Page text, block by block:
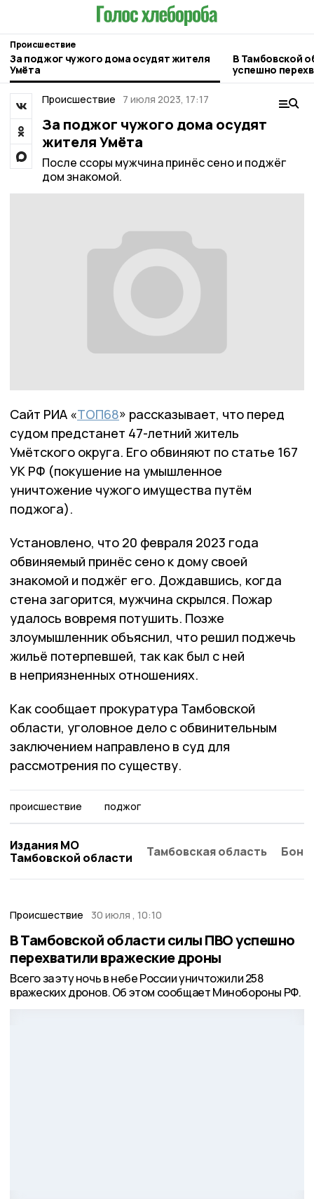
Происшествие
За поджог чужого дома осудят жителя
Умёта
В Тамбовской
успешно
Происшествие 7 июля 2023, 17:17
За поджог чужого дома осудят
жителя Умёта
После ссоры мужчина принёс сено и поджёг
дом знакомой.
Сайт РИА «ТОП68» рассказывает, что перед
судом предстанет 47-летний житель
Умётского округа. Его обвиняют по статье 167
УК РФ (покушение на умышленное
уничтожение чужого имущества путём
поджога).
Установлено, что 20 февраля 2023 года
обвиняемый принёс сено к дому своей
знакомой и поджёг его. Дождавшись, когда
стена загорится, мужчина скрылся. Пожар
удалось вовремя потушить. Позже
злоумышленник объяснил, что решил поджечь
жильё потерпевшей, так как был с ней
в неприязненных отношениях.
Как сообщает прокуратура Тамбовской
области, уголовное дело с обвинительным
заключением направлено в суд для
рассмотрения по существу.
происшествие поджог
Издания МО
Тамбовской области
Тамбовская область
Происшествие 30 июля , 10:10
В Тамбовской области силы ПВО успешно
перехватили вражеские дроны
Всего за эту ночь в небе России уничтожили 258
вражеских дронов. Об этом сообщает Минобороны РФ.